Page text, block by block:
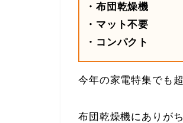
・布団乾燥機
・マット不要
・コンパクト
今年の家電特集でも
布団乾燥機にありが